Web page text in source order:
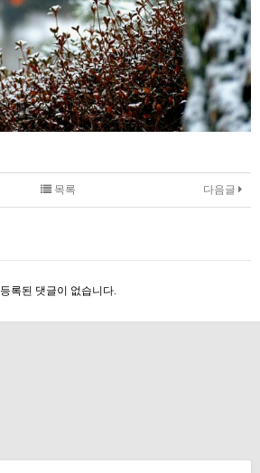
다음글
목록
등록된 댓글이 없습니다.